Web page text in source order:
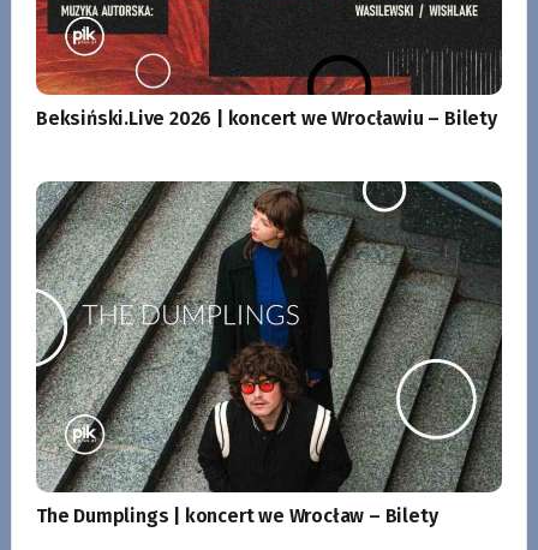
Beksiński.Live 2026 | koncert we Wrocławiu – Bilety
The Dumplings | koncert we Wrocław – Bilety